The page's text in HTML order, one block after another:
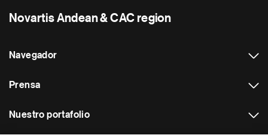
Novartis Andean & CAC region
Navegador
Prensa
Nuestro portafolio